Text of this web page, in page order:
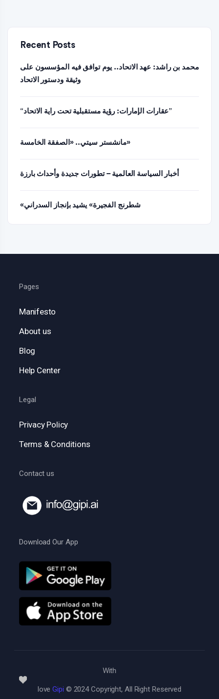
Recent Posts
محمد بن راشد: عهد الاتحاد.. يوم توافق فيه المؤسسون على
وثيقة ودستور الاتحاد
“عقارات الإمارات: رؤية مستقبلية تحت راية الاتحاد”
مانشستر سيتي.. «الصفقة الخامسة»
أخبار السياسة العالمية – تطورات جديدة وأحداث بارزة
«شطرنج الفجيرة» يشيد بإنجاز السدراني
Pages
Manifesto
About us
Blog
Help Center
Legal
Privacy Policy
Terms & Conditions
Contact us
Download Our App
With
loveGipi © 2024 Copyright, All Right Reserved